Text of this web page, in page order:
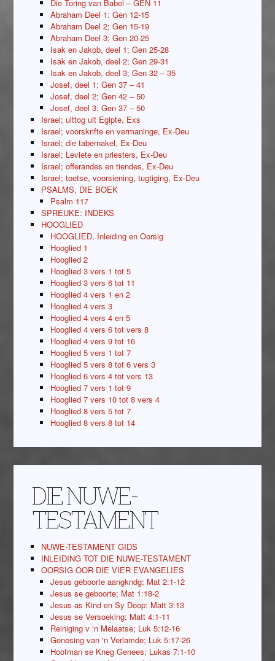
Die Toring van Babel – GEN 11
Abraham Deel 1: Gen 12-15
Abraham Deel 2; Gen 15-19
Abraham Deel 3; Gen 20-25
Isak en Jakob, deel 1; Gen 25-28
Isak en Jakob, deel 2; Gen 29-31
Isak en Jakob, deel 3; Gen 32 – 35
Josef, deel 1; Gen 37 – 41
Josef, deel 2; Gen 42 – 50
Josef, deel 3; Gen 37 – 50
Israel; uittog uit Egipte, Exs
Israel; voorskrifte en vermaninge, Ex-Deu
Israel; die tabernakel, Ex-Deu
Israel; Leviete en priesters, Ex-Deu
Israel; offerandes en tiendes, Ex-Deu
Israel; toetse, voorsiening, tugtiging, Ex-Deu
PSALMS, DIE BOEK
Psalm 117
SPREUKE: INDEKS
HOOGLIED
HOOGLIED, Inleiding en Oorsig
Hooglied 1
Hooglied 2
Hooglied 3 vers 1 tot 5
Hooglied 3 vers 6 tot 11
Hooglied 4 vers 1 en 2
Hooglied 4 vers 3
Hooglied 4 vers 4 en 5
Hooglied 4 vers 6 tot vers 8
Hooglied 4 vers 9 tot 16
Hooglied 5 vers 1 tot 7
Hooglied 5 vers 8 tot 6 vers 3
Hooglied 6 vers 4 tot vers 13
Hooglied 7 vers 1 tot 9
Hooglied 7 vers 10 tot 8 vers 4
Hooglied 8 vers 5 tot 7
Hooglied 8 vers 8 tot 14
DIE NUWE-
TESTAMENT
NUWE-TESTAMENT GIDS
INLEIDING TOT DIE NUWE-TESTAMENT
OORSIG OOR DIE VIER EVANGELIES
Jesus geboorte aangkndg; Mat 2:1-12
Jesus se geboorte; Mat 1:18-2
Jesus as Kind en Sy Doop: Matt 3:13
Jesus se Versoeking; Matt 4:1-11
Reiniging v ‘n Melaatse; Luk 5:12-16
Genesing van ‘n Verlamde; Luk 5:17-26
Hoofman se Kneg Genees; Lukas 7:1-10